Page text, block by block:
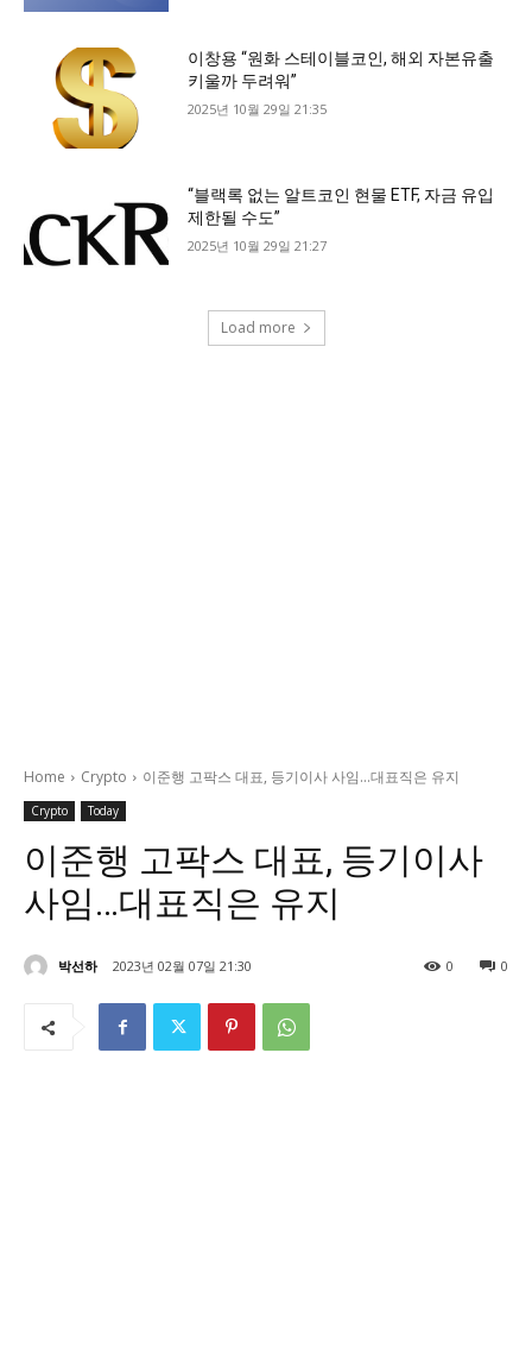
이창용 “원화 스테이블코인, 해외 자본유출
키울까 두려워”
2025년 10월 29일 21:35
“블랙록 없는 알트코인 현물 ETF, 자금 유입
제한될 수도”
2025년 10월 29일 21:27
Load more